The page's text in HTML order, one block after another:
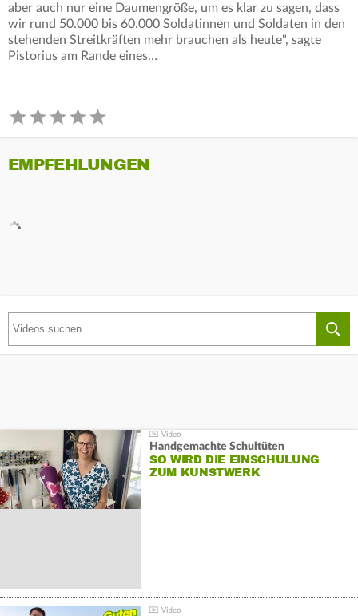
aber auch nur eine Daumengröße, um es klar zu sagen, dass
wir rund 50.000 bis 60.000 Soldatinnen und Soldaten in den
stehenden Streitkräften mehr brauchen als heute", sagte
Pistorius am Rande eines…
EMPFEHLUNGEN
Handgemachte Schultüten
SO WIRD DIE EINSCHULUNG
ZUM KUNSTWERK